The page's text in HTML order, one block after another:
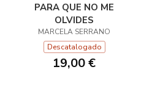
PARA QUE NO ME
OLVIDES
MARCELA SERRANO
Descatalogado
19,00 €